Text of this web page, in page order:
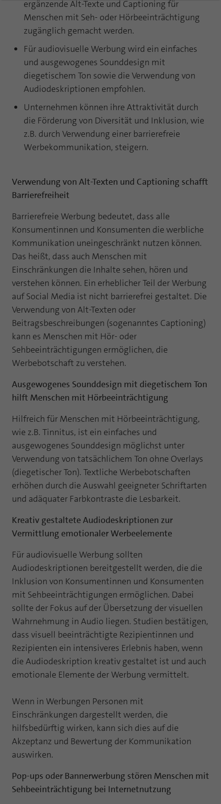
ergänzende Alt-Texte und Captioning für
Menschen mit Seh- oder Hörbeeinträchtigung
zugänglich gemacht werden.
Für audiovisuelle Werbung wird ein einfaches
und ausgewogenes Sounddesign mit
diegetischem Ton sowie die Verwendung von
Audiodeskriptionen empfohlen.
Unternehmen können ihre Attraktivität durch
die Förderung von Diversität und Inklusion, wie
z.B. durch Verwendung einer barrierefreie
Werbekommunikation, steigern.
Verwendung von Alt-Texten und Captioning schafft
Barrierefreiheit
Barrierefreie Werbung bedeutet, dass alle
Konsumentinnen und Konsumenten die werbliche
Kommunikation uneingeschränkt nutzen können.
Das heißt, dass auch Menschen mit
Einschränkungen die Inhalte sehen, hören und
verstehen können. Ein erheblicher Teil der Werbung
auf Social Media ist nicht barrierefrei gestaltet. Die
Verwendung von Alt-Texten oder
Beitragsbeschreibungen (sogenanntes Captioning)
kann es Menschen mit Hör- oder
Sehbeeinträchtigungen ermöglichen, die
Werbebotschaft zu verstehen.
Ausgewogenes Sounddesign mit diegetischem Ton
hilft Menschen mit Hörbeeinträchtigung
Hilfreich für Menschen mit Hörbeeinträchtigung,
wie z.B. Tinnitus, ist ein einfaches und
ausgewogenes Sounddesign möglichst unter
Verwendung von tatsächlichem Ton ohne Overlays
(diegetischer Ton). Textliche Werbebotschaften
erhöhen durch die Auswahl geeigneter Schriftarten
und adäquater Farbkontraste die Lesbarkeit.
Kreativ gestaltete Audiodeskriptionen zur
Vermittlung emotionaler Werbeelemente
Für audiovisuelle Werbung sollten
Audiodeskriptionen bereitgestellt werden, die die
Inklusion von Konsumentinnen und Konsumenten
mit Sehbeeinträchtigungen ermöglichen. Dabei
sollte der Fokus auf der Übersetzung der visuellen
Wahrnehmung in Audio liegen. Studien bestätigen,
dass visuell beeinträchtigte Rezipientinnen und
Rezipienten ein intensiveres Erlebnis haben, wenn
die Audiodeskription kreativ gestaltet ist und auch
emotionale Elemente der Werbung vermittelt.
Wenn in Werbungen Personen mit
Einschränkungen dargestellt werden, die
hilfsbedürftig wirken, kann sich dies auf die
Akzeptanz und Bewertung der Kommunikation
auswirken.
Pop-ups oder Bannerwerbung stören Menschen mit
Sehbeeinträchtigung bei Internetnutzung
Name fe_typo_user
Anbieter TYPO3
Laufzeit Session
Dieses Cookie ist ein Standard-Session-
Cookie von TYPO3. Es speichert im Falle
eines Benutzer-Logins die Session ID
mithilfe derer der eingeloggte User
wiedererkannt wird, um ihm Zugang zu
geschützten Bereichen zu gewähren.
Anbieter
Laufzeit Ende der Sitzung
Cookie-Informationen anzeigen
Statistik und Performance mit AT INTERNET
CROSS-DEVICE ANALYTICS LÖSUNG
Name
Anbieter AT INTERNET
Laufzeit 1 Jahr
Zweck
Cookie von AT INTERNET zur Steuerung der
Laufzeit 1 Jahr
Zweck
Cookie von AT INTERNET zur Steuerung der